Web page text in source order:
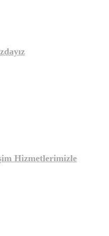
Hizmetlerimizle